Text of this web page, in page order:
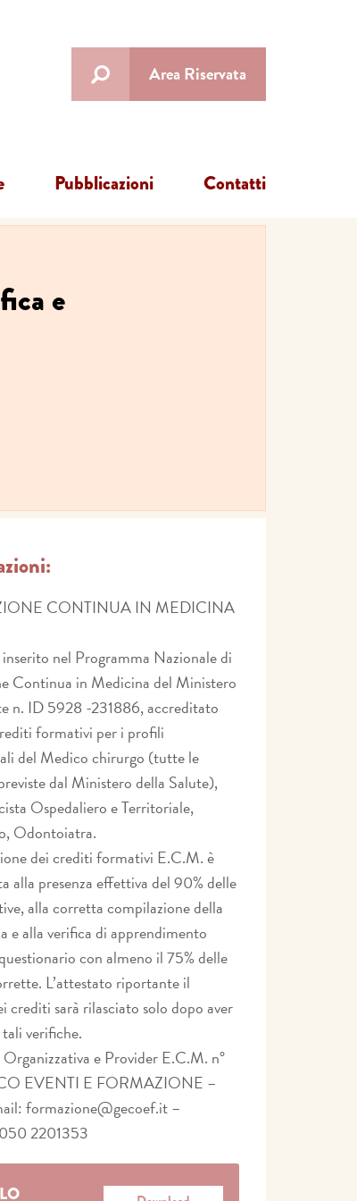
Area Riservata
Pubblicazioni Contatti
e
CONTINUA IN MEDICINA
inserito nel Programma Nazionale di
Continua in Medicina del Ministero
n. ID 5928 -231886, accreditato
formativi per i profili
del Medico chirurgo (tutte le
dal Ministero della Salute),
Ospedaliero e Territoriale,
Odontoiatra.
dei crediti formativi E.C.M. è
alla presenza effettiva del 90% delle
alla corretta compilazione della
e alla verifica di apprendimento
con almeno il 75% delle
L’attestato riportante il
crediti sarà rilasciato solo dopo aver
verifiche.
e Provider E.C.M. n°
EVENTI E FORMAZIONE –
formazione@gecoef.it –
2201353